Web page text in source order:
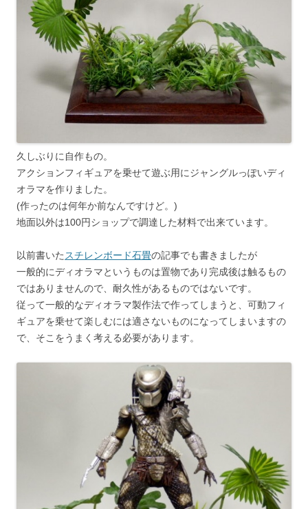
久しぶりに自作もの。
アクションフィギュアを乗せて遊ぶ用にジャングルっぽいディ
オラマを作りました。
(作ったのは何年か前なんですけど。)
地面以外は100円ショップで調達した材料で出来ています。
以前書いた スチレンボード石畳の記事でも書きましたが
一般的にディオラマというものは置物であり完成後は触るもの
ではありませんので、耐久性があるものではないです。
従って一般的なディオラマ製作法で作ってしまうと、可動フィ
ギュアを乗せて楽しむには適さないものになってしまいますの
で、そこをうまく考える必要があります。